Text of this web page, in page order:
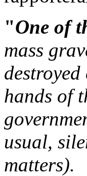
"One of
mass
hands of
usual,
matters).